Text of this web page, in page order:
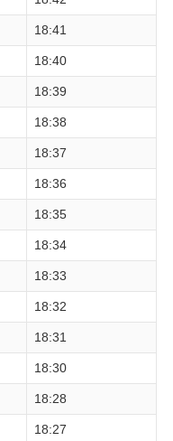
18:41
18:40
18:39
18:38
18:37
18:36
18:35
18:34
18:33
18:32
18:31
18:30
18:28
18:27